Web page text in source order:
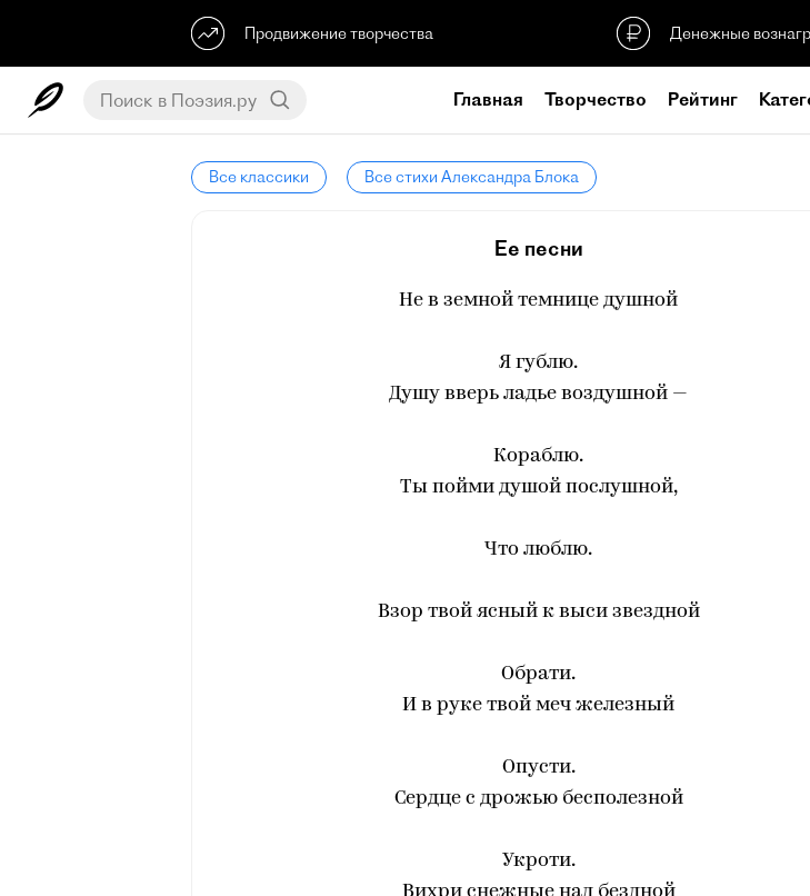
Продвижение творчества Денежные
Главная Творчество Рейтинг
Все классики Все стихи Александра Блока
Ее песни
Не в земной темнице душной
Я гублю.
Душу вверь ладье воздушной —
Кораблю.
Ты пойми душой послушной,
Что люблю.
Взор твой ясный к выси звездной
Обрати.
И в руке твой меч железный
Опусти.
Сердце с дрожью бесполезной
Укроти.